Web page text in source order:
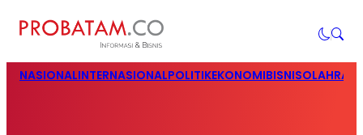
NASIONALINTERNASIONALPOLITIKEKONOMIBISNIS